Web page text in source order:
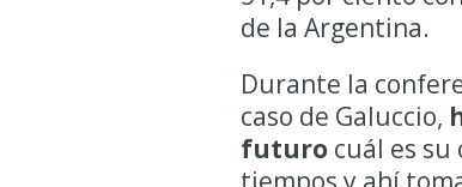
de la Argentina.
Durante la
caso de Galuccio,
futurocuál es su